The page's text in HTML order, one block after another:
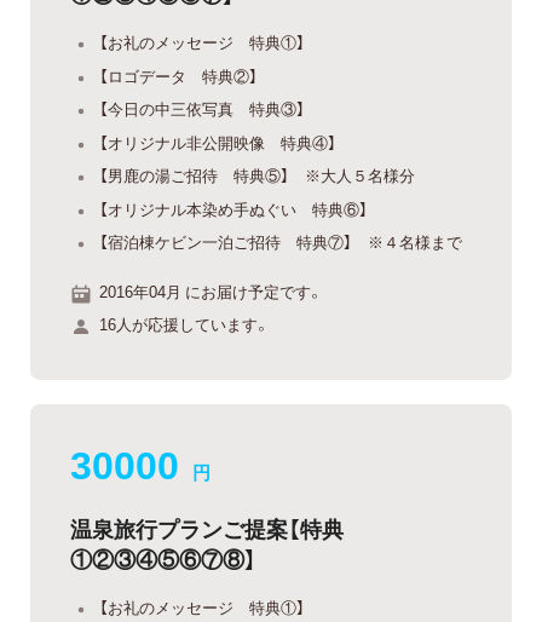
【お礼のメッセージ 特典①】
【ロゴデータ 特典②】
【今日の中三依写真 特典③】
【オリジナル非公開映像 特典④】
【男鹿の湯ご招待 特典⑤】 ※大人５名様分
【オリジナル本染め手ぬぐい 特典⑥】
【宿泊棟ケビン一泊ご招待 特典⑦】 ※４名様まで
2016年04月 にお届け予定です。
16人が応援しています。
30000 円
温泉旅行プランご提案【特典
①②③④⑤⑥⑦⑧】
【お礼のメッセージ 特典①】